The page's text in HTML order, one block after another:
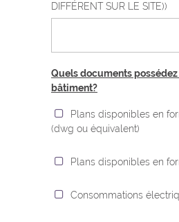
Hall sportif
similaire
Autre
DIFFÉRENT SUR LE SITE))
Quels documents
bâtiment?
Plans disponibles en
(dwg ou équivalent)
Plans disponibles en
Consommations